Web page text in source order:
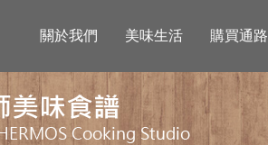
關於我們 美味生活 購買通路